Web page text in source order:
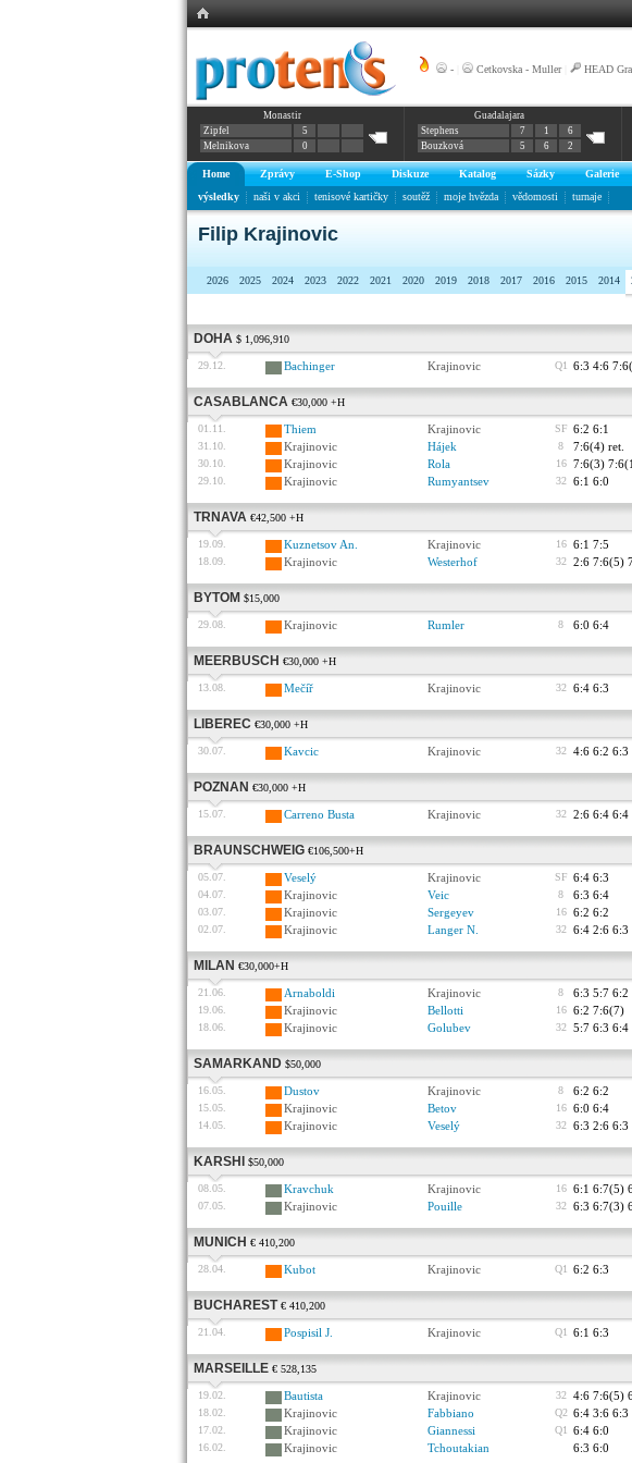
- Cetkovska - Muller| HEAD
Monastir
Zipfel
5
Melnikova
0
Guadalajara
Stephens
7 1
6
Bouzková
5 6 2
Home Zprávy E-Shop Diskuze Katalog Sázky Galerie
výsledky
naši v akci tenisové kartičky soutěž moje hvězda vědomosti turnaje
Filip Krajinovic
2026 2025 2024 2023 2022 2021 2020 2019 2018 2017 2016 2015 2014
DOHA $ 1,096,910
29.12. Bachinger Krajinovic Q1 6:3 4:6
CASABLANCA €30,000 +H
01.11. Thiem Krajinovic SF 6:2 6:1
31.10. Krajinovic Hájek 8 7:6(4) ret.
30.10. Krajinovic Rola 16 7:6(3)
29.10. Krajinovic Rumyantsev 32 6:1 6:0
TRNAVA €42,500 +H
19.09. Kuznetsov An. Krajinovic 16 6:1 7:5
18.09. Krajinovic Westerhof 32 2:6 7:6(5)
BYTOM $15,000
29.08. Krajinovic Rumler 8 6:0 6:4
MEERBUSCH €30,000 +H
13.08. Mečíř Krajinovic 32 6:4 6:3
LIBEREC €30,000 +H
30.07. Kavcic Krajinovic 32 4:6 6:2 6:3
POZNAN €30,000 +H
15.07. Carreno Busta Krajinovic 32 2:6 6:4 6:4
BRAUNSCHWEIG €106,500+H
05.07. Veselý Krajinovic SF 6:4 6:3
04.07. Krajinovic Veic 8 6:3 6:4
03.07. Krajinovic Sergeyev 16 6:2 6:2
02.07. Krajinovic Langer N. 32 6:4 2:6 6:3
MILAN €30,000+H
21.06. Arnaboldi Krajinovic 8 6:3 5:7 6:2
19.06. Krajinovic Bellotti 16 6:2 7:6(7)
18.06. Krajinovic Golubev 32 5:7 6:3 6:4
SAMARKAND $50,000
16.05. Dustov Krajinovic 8 6:2 6:2
15.05. Krajinovic Betov 16 6:0 6:4
14.05. Krajinovic Veselý 32 6:3 2:6 6:3
KARSHI $50,000
08.05. Kravchuk Krajinovic 16 6:1 6:7(5)
07.05. Krajinovic Pouille 32 6:3 6:7(3)
MUNICH € 410,200
28.04. Kubot Krajinovic Q1 6:2 6:3
BUCHAREST € 410,200
21.04. Pospisil J. Krajinovic Q1 6:1 6:3
MARSEILLE € 528,135
19.02. Bautista Krajinovic 32 4:6 7:6(5)
18.02. Krajinovic Fabbiano Q2 6:4 3:6 6:3
17.02. Krajinovic Giannessi Q1 6:4 6:0
16.02. Krajinovic Tchoutakian 6:3 6:0